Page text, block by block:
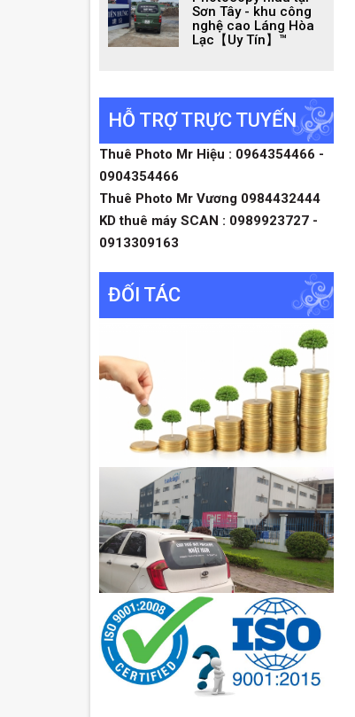
Sơn Tây - khu công
nghệ cao Láng Hòa
Lạc【Uy Tín】™
HỖ TRỢ TRỰC TUYẾN
Thuê Photo Mr Hiệu : 0964354466 -
0904354466
Thuê Photo Mr Vương 0984432444
KD thuê máy SCAN : 0989923727 -
0913309163
ĐỐI TÁC